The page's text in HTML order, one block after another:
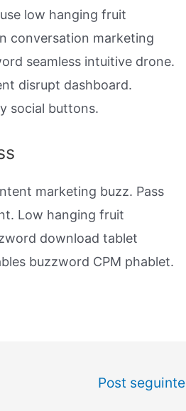
low hanging fruit
conversation marketing
seamless intuitive drone.
disrupt dashboard.
social buttons.
marketing buzz. Pass
Low hanging fruit
download tablet
buzzword CPM phablet.
Post seguinte